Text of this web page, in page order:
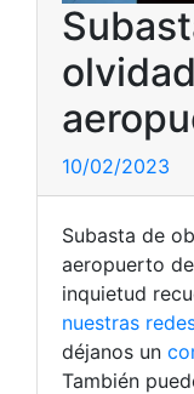
10/02/2023
Subasta de
aeropuerto
inquietud
nuestras
déjanos un
También